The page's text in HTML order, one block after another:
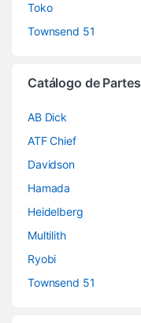
Toko
Townsend 51
Catálogo de Partes
AB Dick
ATF Chief
Davidson
Hamada
Heidelberg
Multilith
Ryobi
Townsend 51